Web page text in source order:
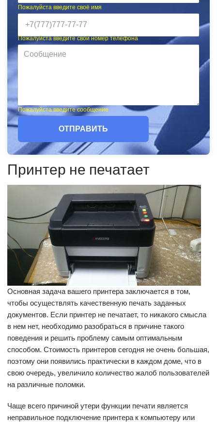
Пожалуйста введите своё имя
Пожалуйста введите свой номер телефона
Пожалуйста введите сообщение
ОТПРАВИТЬ
Принтер не печатает
Основная задача вашего принтера заключается в том,
чтобы осуществлять качественную печать заданных
документов. Если принтер не печатает, то никакого смысла
в нем нет, необходимо разобраться в причине такого
поведения и решить проблему самым оптимальным
способом. Стоимость принтеров сегодня не очень большая,
поэтому они появились практически в каждом доме, что в
свою очередь, увеличило количество жалоб пользователей
на различные поломки.
Чаще всего причиной утери функции печати является
неправильное подключение принтера к компьютеру или